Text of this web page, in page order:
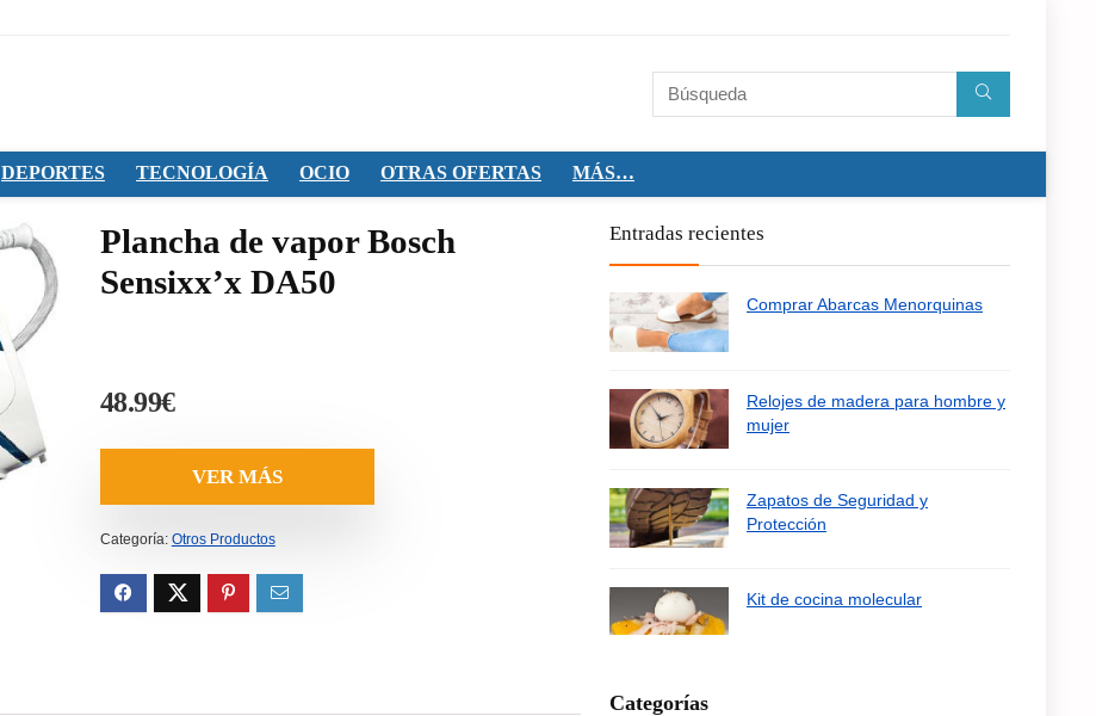
DEPORTES TECNOLOGÍA OCIO OTRAS OFERTAS MÁS…
Plancha de vapor Bosch
Sensixx’x DA50
48.99€
VER MÁS
Categoría: Otros Productos
Entradas recientes
Comprar Abarcas Menorquinas
Relojes de madera para hombre y
mujer
Zapatos de Seguridad y
Protección
Kit de cocina molecular
Categorías